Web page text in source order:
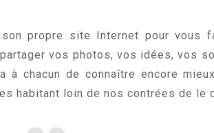
propre site Internet pour vous
vos photos, vos idées, vos
à chacun de connaître encore
habitant loin de nos contrées de le